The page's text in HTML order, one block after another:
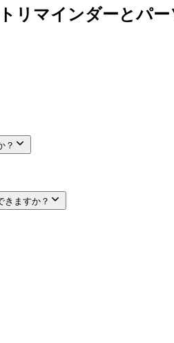
リマインダーとパー
？
きますか？